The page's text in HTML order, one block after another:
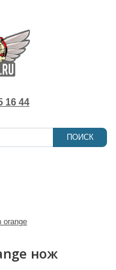
16 44
ПОИСК
orange
нож